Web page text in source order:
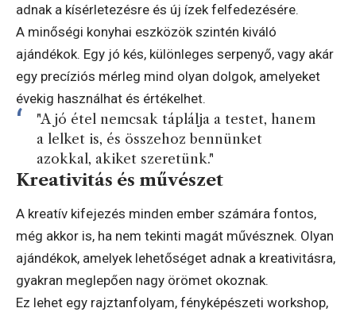
adnak a kísérletezésre és új ízek felfedezésére.
A minőségi konyhai eszközök szintén kiváló
ajándékok. Egy jó kés, különleges serpenyő, vagy akár
egy precíziós mérleg mind olyan dolgok, amelyeket
évekig használhat és értékelhet.
"A jó étel nemcsak táplálja a testet, hanem
a lelket is, és összehoz bennünket
azokkal, akiket szeretünk."
Kreativitás és művészet
A kreatív kifejezés minden ember számára fontos,
még akkor is, ha nem tekinti magát művésznek. Olyan
ajándékok, amelyek lehetőséget adnak a kreativitásra,
gyakran meglepően nagy örömet okoznak.
Ez lehet egy rajztanfolyam, fényképészeti workshop,